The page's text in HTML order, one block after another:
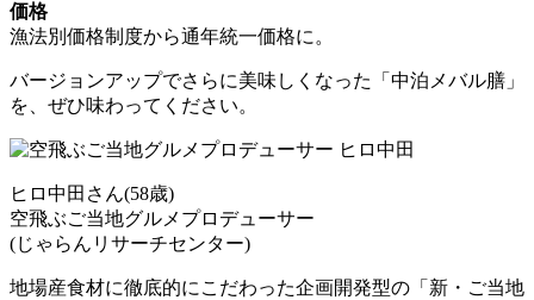
価格
漁法別価格制度から通年統一価格に。
バージョンアップでさらに美味しくなった「中泊メバル膳」
を、ぜひ味わってください。
ヒロ中田さん(58歳)
空飛ぶご当地グルメプロデューサー
(じゃらんリサーチセンター)
地場産食材に徹底的にこだわった企画開発型の「新・ご当地